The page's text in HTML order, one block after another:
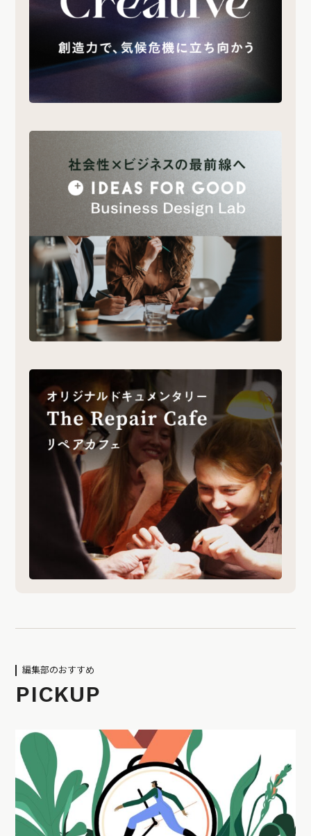
編集部のおすすめ
PICKUP